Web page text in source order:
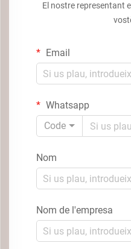
El nostre representant
Email
Whatsapp
Code
Nom
Nom de l'empresa